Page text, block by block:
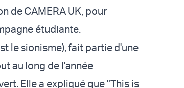
de CAMERA UK, pour
étudiante.
le sionisme), fait partie d'une
au long de l'année
Elle a expliqué que "This is